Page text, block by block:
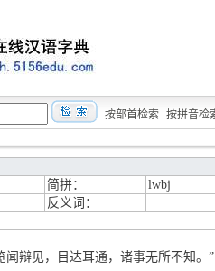
按部首检索 按拼音检
简拼：
lwbj
反义词：
闻辩见，目达耳通，诸事无所不知。”